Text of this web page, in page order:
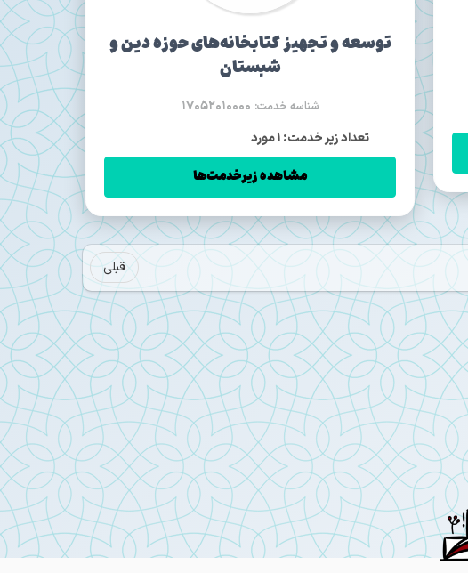
توسعه و تجهیز کتابخانه‌های حوزه دین و
شبستان
شناسه خدمت: 17052010000
تعداد زیر خدمت: 1 مورد
مشاهده زیرخدمت‌ها
قبلی